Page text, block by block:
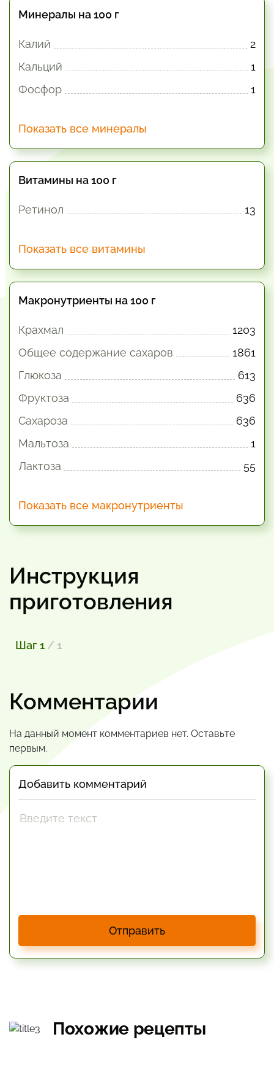
Минералы на 100 г
Калий
2
Кальций
1
Фосфор
1
Показать все минералы
Витамины на 100 г
Ретинол 13
Показать все витамины
Макронутриенты на 100 г
Крахмал
1203
Общее содержание сахаров
1861
Глюкоза
613
Фруктоза
636
Сахароза
636
Мальтоза
1
Лактоза
55
Показать все макронутриенты
Инструкция
приготовления
Шаг 1 / 1
Комментарии
На данный момент комментариев нет. Оставьте
первым.
Добавить комментарий
Отправить
Похожие рецепты